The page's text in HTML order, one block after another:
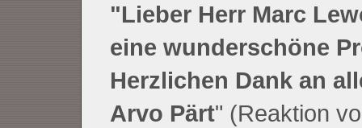
"Lieber Herr Marc
eine wunderschöne
Herzlichen Dank an
Arvo Pärt" (Reaktion